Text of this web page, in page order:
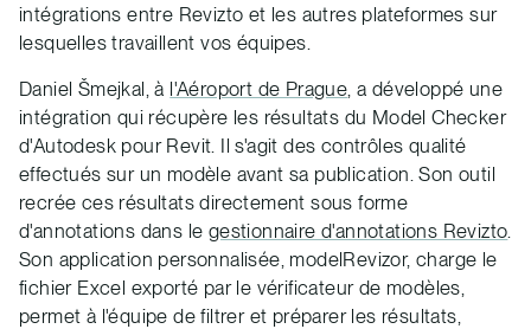
intégrations entre Revizto et les autres plateformes sur
lesquelles travaillent vos équipes.
Daniel Šmejkal, à l'Aéroport de Prague, a développé une
intégration qui récupère les résultats du Model Checker
d'Autodesk pour Revit. Il s'agit des contrôles qualité
effectués sur un modèle avant sa publication. Son outil
recrée ces résultats directement sous forme
d'annotations dans le gestionnaire d'annotations Revizto.
Son application personnalisée, modelRevizor, charge le
fichier Excel exporté par le vérificateur de modèles,
permet à l'équipe de filtrer et préparer les résultats,